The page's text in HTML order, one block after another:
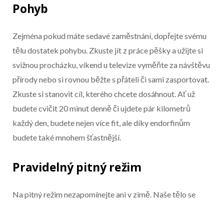
Pohyb
Zejména pokud máte sedavé zaměstnání, dopřejte svému
tělu dostatek pohybu. Zkuste jít z práce pěšky a užijte si
svižnou procházku, víkend u televize vyměňte za návštěvu
přírody nebo si rovnou běžte s přáteli či sami zasportovat.
Zkuste si stanovit cíl, kterého chcete dosáhnout. Ať už
budete cvičit 20 minut denně či ujdete pár kilometrů
každý den, budete nejen více fit, ale díky endorfinům
budete také mnohem šťastnější.
Pravidelný pitný režim
Na pitný režim nezapomínejte ani v zimě. Naše tělo se